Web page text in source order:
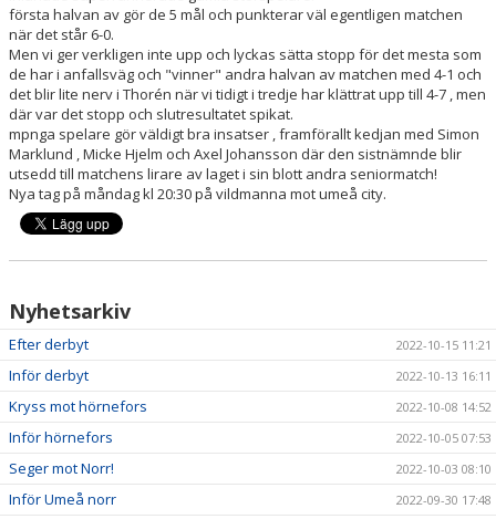
första halvan av gör de 5 mål och punkterar väl egentligen matchen
när det står 6-0.
Men vi ger verkligen inte upp och lyckas sätta stopp för det mesta som
de har i anfallsväg och "vinner" andra halvan av matchen med 4-1 och
det blir lite nerv i Thorén när vi tidigt i tredje har klättrat upp till 4-7 , men
där var det stopp och slutresultatet spikat.
mpnga spelare gör väldigt bra insatser , framförallt kedjan med Simon
Marklund , Micke Hjelm och Axel Johansson där den sistnämnde blir
utsedd till matchens lirare av laget i sin blott andra seniormatch!
Nya tag på måndag kl 20:30 på vildmanna mot umeå city.
Nyhetsarkiv
Efter derbyt 2022-10-15 11:21
Inför derbyt 2022-10-13 16:11
Kryss mot hörnefors 2022-10-08 14:52
Inför hörnefors 2022-10-05 07:53
Seger mot Norr! 2022-10-03 08:10
Inför Umeå norr 2022-09-30 17:48